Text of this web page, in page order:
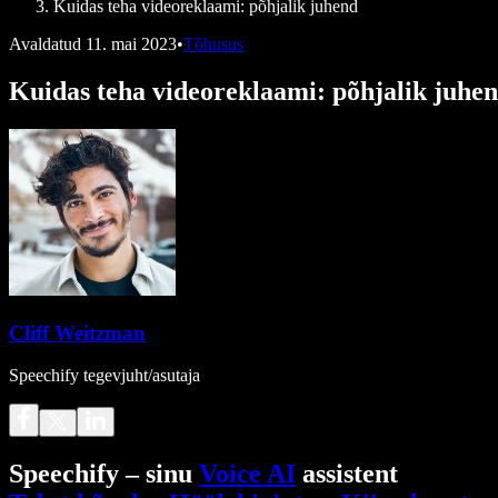
Kuidas teha videoreklaami: põhjalik juhend
Avaldatud 11. mai 2023•Tõhusus
Kuidas teha videoreklaami: põhjalik
Cliff Weitzman
Speechify tegevjuht/asutaja
Speechify – sinu Voice AI assistent